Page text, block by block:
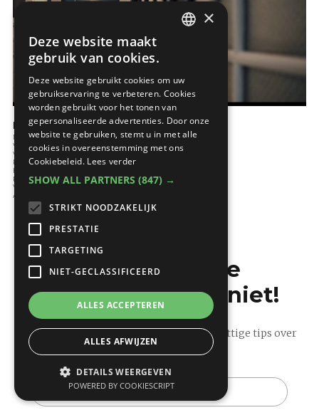
KNX voor uw woning
Nadenken over bouwen
Verwarming
Ventileren
Koeling
Elektrotechnieken
Renoveren
Verlichting
Audio en video
Mis de laatste
bouwnieuwtjes niet!
Ontvang onze wekelijkse updates vol nuttige tips over
bouwen en verbouwen.
×
Deze website maakt
gebruik van cookies.
Deze website gebruikt cookies om uw
gebruikservaring te verbeteren. Cookies
worden gebruikt voor het tonen van
gepersonaliseerde advertenties. Door onze
website te gebruiken, stemt u in met alle
cookies in overeenstemming met ons
Cookiebeleid. Lees verder
SHOW ALL PARTNERS (847) →
STRIKT NOODZAKELIJK
PRESTATIE
TARGETING
NIET-GECLASSIFICEERD
ALLES ACCEPTEREN
ALLES AFWIJZEN
DETAILS WEERGEVEN
POWERED BY COOKIESCRIPT